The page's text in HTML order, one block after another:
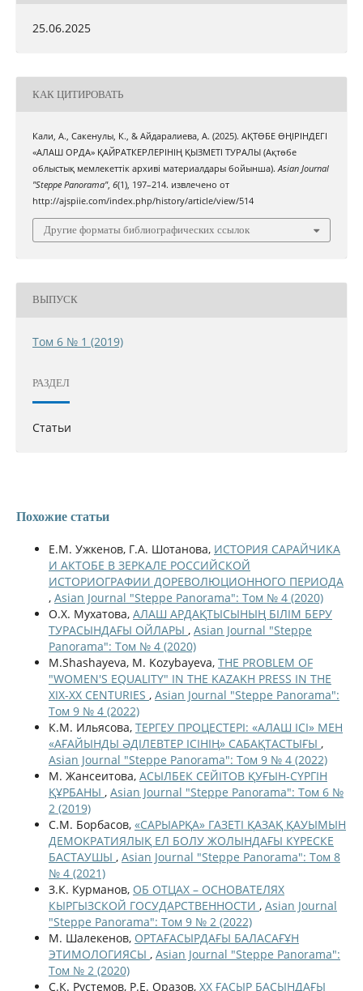
25.06.2025
КАК ЦИТИРОВАТЬ
Кали, А., Сакенулы, К., & Айдаралиева, А. (2025). АҚТӨБЕ ӨҢІРІНДЕГІ
«АЛАШ ОРДА» ҚАЙРАТКЕРЛЕРІНІҢ ҚЫЗМЕТІ ТУРАЛЫ (Ақтөбе
облыстық мемлекеттік архиві материалдары бойынша).Asian Journal
"Steppe Panorama", 6(1), 197–214. извлечено от
http://ajspiie.com/index.php/history/article/view/514
Другие форматы библиографических ссылок
ВЫПУСК
Том 6 № 1 (2019)
РАЗДЕЛ
Статьи
Похожие статьи
Е.М. Ужкенов, Г.А. Шотанова, ИСТОРИЯ САРАЙЧИКА
И АКТОБЕ В ЗЕРКАЛЕ РОССИЙСКОЙ
ИСТОРИОГРАФИИ ДОРЕВОЛЮЦИОННОГО ПЕРИОДА
, Asian Journal "Steppe Panorama": Том № 4 (2020)
О.Х. Мухатова, АЛАШ АРДАҚТЫСЫНЫҢ БІЛІМ БЕРУ
ТУРАСЫНДАҒЫ ОЙЛАРЫ , Asian Journal "Steppe
Panorama": Том № 4 (2020)
M.Shashayeva, M. Kozybayeva, THE PROBLEM OF
"WOMEN'S EQUALITY" IN THE KAZAKH PRESS IN THE
XIX-XX CENTURIES , Asian Journal "Steppe Panorama":
Том 9 № 4 (2022)
К.М. Ильясова, ТЕРГЕУ ПРОЦЕСТЕРІ: «АЛАШ ІСІ» МЕН
«АҒАЙЫНДЫ ӘДІЛЕВТЕР ІСІНІҢ» САБАҚТАСТЫҒЫ ,
Asian Journal "Steppe Panorama": Том 9 № 4 (2022)
М. Жансеитова, АСЫЛБЕК СЕЙІТОВ ҚУҒЫН-СҮРГІН
ҚҰРБАНЫ , Asian Journal "Steppe Panorama": Том 6 №
2 (2019)
С.М. Борбасов, «САРЫАРҚА» ГАЗЕТІ ҚАЗАҚ ҚАУЫМЫН
ДЕМОКРАТИЯЛЫҚ ЕЛ БОЛУ ЖОЛЫНДАҒЫ КҮРЕСКЕ
БАСТАУШЫ , Asian Journal "Steppe Panorama": Том 8
№ 4 (2021)
З.К. Курманов, ОБ ОТЦАХ – ОСНОВАТЕЛЯХ
КЫРГЫЗСКОЙ ГОСУДАРСТВЕННОСТИ , Asian Journal
"Steppe Panorama": Том 9 № 2 (2022)
М. Шалекенов, ОРТАҒАСЫРДАҒЫ БАЛАСАҒҰН
ЭТИМОЛОГИЯСЫ , Asian Journal "Steppe Panorama":
Том № 2 (2020)
С.К. Рустемов, Р.Е. Оразов, ХХ ҒАСЫР БАСЫНДАҒЫ